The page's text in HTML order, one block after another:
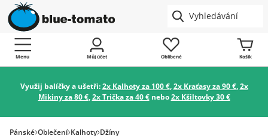
Menu Můj účet Oblíbené Košík
Využij balíčky a ušetři:2x Kalhoty za 100 €,2x Kraťasy za 90 €,2x
Mikiny za 80 €,2x Trička za 40 €nebo2x Kšiltovky 30 €
Pánské Oblečení Kalhoty Džíny